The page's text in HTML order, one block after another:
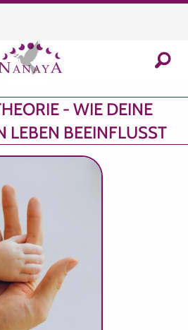
In
- WIE DEINE
LEBEN BEEINFLUSST